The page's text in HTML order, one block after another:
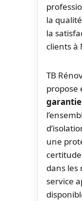
la
la
clients à
TB
propose
une
dans les
service